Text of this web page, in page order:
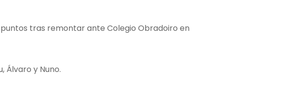
tras remontar ante Colegio Obradoiro en
Álvaro y Nuno.